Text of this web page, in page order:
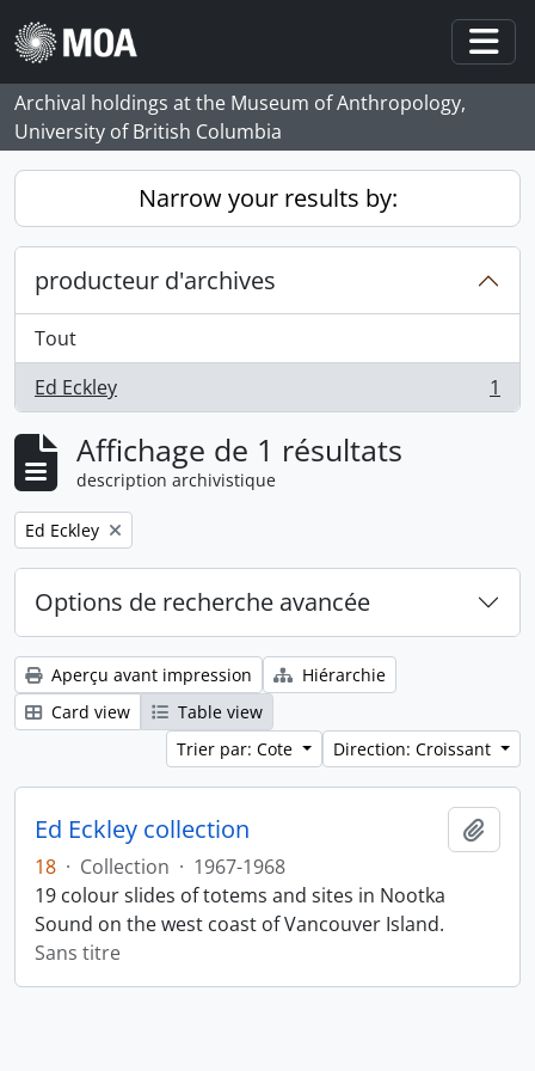
Skip to main content
Archival holdings at the Museum of Anthropology,
University of British Columbia
Narrow your results by:
producteur d'archives
Tout
Ed Eckley
, 1 résultats 1
Affichage de 1 résultats
description archivistique
Remove filter:
Ed Eckley
Options de recherche avancée
Aperçu avant impression
Hiérarchie
Card view
Table view
Trier par: Cote
Direction: Croissant
Ed Eckley collection
18 · Collection · 1967-1968
19 colour slides of totems and sites in Nootka
Sound on the west coast of Vancouver Island.
Sans titre